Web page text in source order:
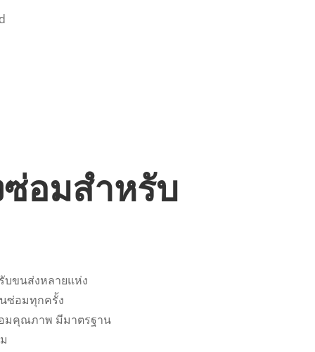
อมสำหรับ
บขนส่งหลายแห่ง
ซ่อมทุกครั้ง
มคุณภาพ มีมาตรฐาน